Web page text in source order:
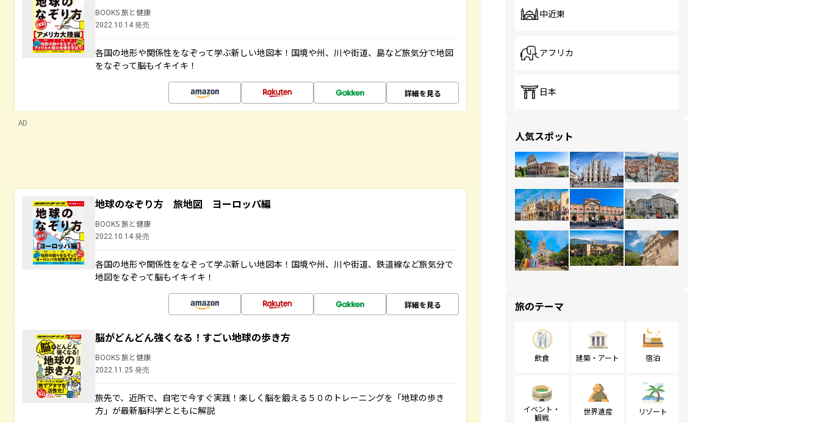
BOOKS 旅と健康
2022.10.14 発売
各国の地形や関係性をなぞって学ぶ新しい地図本！国境や州、川や街道、島など旅気分で地図
をなぞって脳もイキイキ！
詳細を見る
AD
地球のなぞり方 旅地図 ヨーロッパ編
BOOKS 旅と健康
2022.10.14 発売
各国の地形や関係性をなぞって学ぶ新しい地図本！国境や州、川や街道、鉄道線など旅気分で
地図をなぞって脳もイキイキ！
詳細を見る
脳がどんどん強くなる！すごい地球の歩き方
BOOKS 旅と健康
2022.11.25 発売
旅先で、近所で、自宅で今すぐ実践！楽しく脳を鍛える５０のトレーニングを「地球の歩き
方」が最新脳科学とともに解説
中近東
アフリカ
日本
人気スポット
旅のテーマ
飲食 建築・アート 宿泊
イベント・
観戦
世界遺産 リゾート